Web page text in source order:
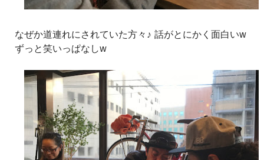
なぜか道連れにされていた方々♪ 話がとにかく面白いw
ずっと笑いっぱなしw